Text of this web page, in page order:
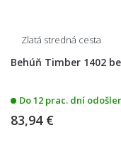
Zlatá stredná cesta
Behúň Timber 1402
Do 12 prac. dní
83,94 €